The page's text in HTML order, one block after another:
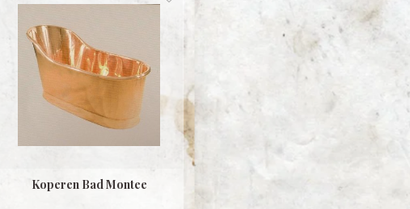
Koperen Bad Montee